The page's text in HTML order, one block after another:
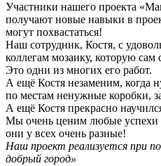
Участники нашего проекта
получают новые навыки в
могут похвастаться!
Наш сотрудник, Костя, с
коллегам мозаику, которую сам
Это одни из многих его работ.
А ещё Костя незаменим, когда
по местам ненужные коробки,
А ещё Костя прекрасно
Мы очень ценим любые успехи
они у всех очень разные!
Наш проект реализуется при
добрый город»